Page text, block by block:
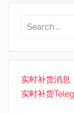
实时补货消息
实时补货